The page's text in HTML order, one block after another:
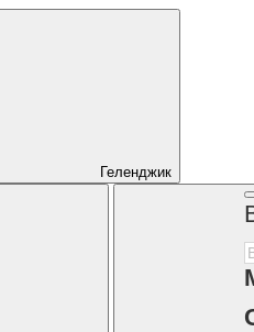
Геленджик